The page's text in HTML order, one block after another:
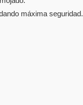
máxima seguridad.